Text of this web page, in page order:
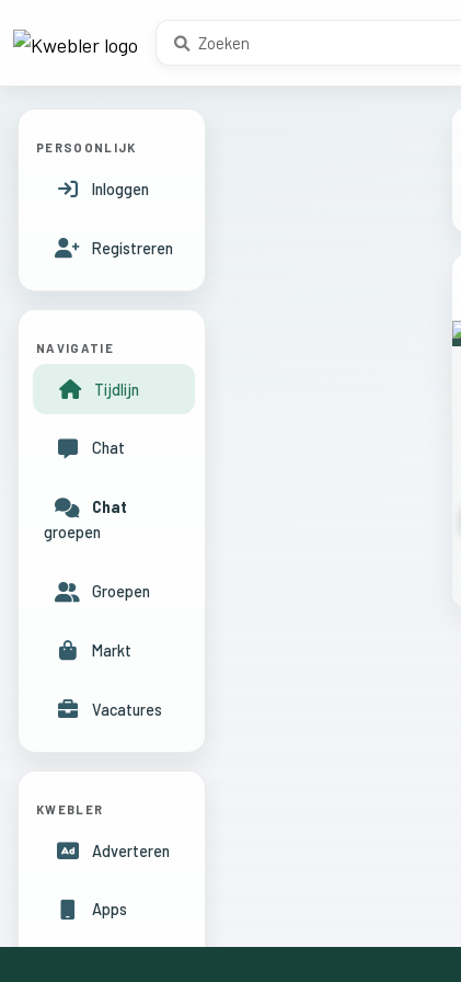
PERSOONLIJK
Inloggen
Registreren
NAVIGATIE
Tijdlijn
Chat
Chat
groepen
Groepen
Markt
Vacatures
KWEBLER
Adverteren
Apps